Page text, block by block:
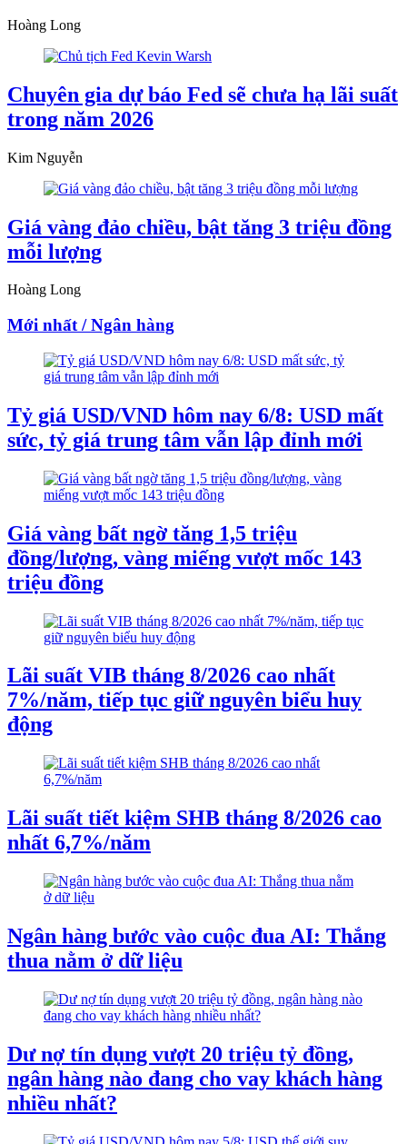
Hoàng Long
Chuyên gia dự báo Fed sẽ chưa hạ lãi suất
trong năm 2026
Kim Nguyễn
Giá vàng đảo chiều, bật tăng 3 triệu đồng
mỗi lượng
Hoàng Long
Mới nhất / Ngân hàng
Tỷ giá USD/VND hôm nay 6/8: USD mất
sức, tỷ giá trung tâm vẫn lập đỉnh mới
Giá vàng bất ngờ tăng 1,5 triệu
đồng/lượng, vàng miếng vượt mốc 143
triệu đồng
Lãi suất VIB tháng 8/2026 cao nhất
7%/năm, tiếp tục giữ nguyên biểu huy
động
Lãi suất tiết kiệm SHB tháng 8/2026 cao
nhất 6,7%/năm
Ngân hàng bước vào cuộc đua AI: Thắng
thua nằm ở dữ liệu
Dư nợ tín dụng vượt 20 triệu tỷ đồng,
ngân hàng nào đang cho vay khách hàng
nhiều nhất?